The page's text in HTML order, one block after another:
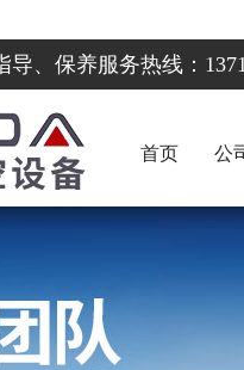
、保养服务热线：
首页 公